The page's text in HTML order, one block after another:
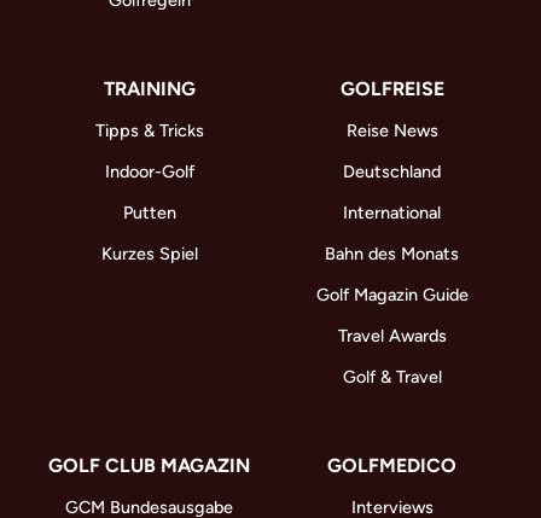
TRAINING
Tipps & Tricks
Indoor-Golf
Putten
Kurzes Spiel
GOLFREISE
Reise News
Deutschland
International
Bahn des Monats
Golf Magazin Guide
Travel Awards
Golf & Travel
GOLF CLUB MAGAZIN
GCM Bundesausgabe
GOLFMEDICO
Interviews